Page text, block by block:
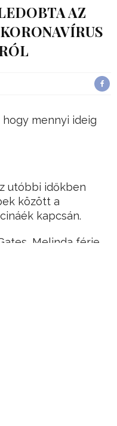
AZ
mennyi ideig
utóbbi időkben
között a
kapcsán.
Melinda férje